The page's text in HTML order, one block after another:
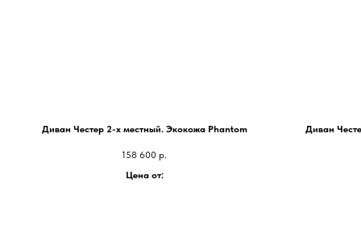
Диван Честер 2-х местный. Экокожа Phantom
158 600 р.
Цена от:
Диван